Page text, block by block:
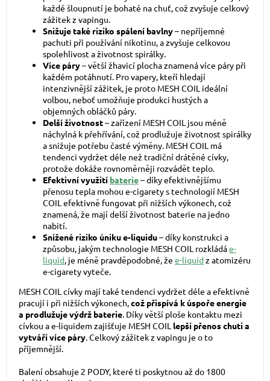
každé šloupnutí je bohaté na chuť, což zvyšuje celkový
zážitek z vapingu.
Snižuje také riziko spálení bavlny– nepříjemné
pachuti při používání nikotinu, a zvyšuje celkovou
spolehlivost a životnost spirálky.
Více páry– větší žhavicí plocha znamená více páry při
každém potáhnutí. Pro vapery, kteří hledají
intenzivnější zážitek, je proto MESH COIL ideální
volbou, neboť umožňuje produkci hustých a
objemných obláčků páry.
Delší životnost– zařízení MESH COIL jsou méně
náchylná k přehřívání, což prodlužuje životnost spirálky
a snižuje potřebu časté výměny. MESH COIL má
tendenci vydržet déle než tradiční drátěné cívky,
protože dokáže rovnoměrněji rozvádět teplo.
Efektivní využití baterie– díky efektivnějšímu
přenosu tepla mohou e-cigarety s technologií MESH
COIL efektivně fungovat při nižších výkonech, což
znamená, že mají delší životnost baterie na jedno
nabití.
Snížené riziko úniku e-liquidu– díky konstrukci a
způsobu, jakým technologie MESH COIL rozkládáe-
liquid, je méně pravděpodobné, že e-liquid z atomizéru
e-cigarety vyteče.
MESH COIL cívky mají také tendenci vydržet déle a efektivně
pracují i ​​při nižších výkonech,což přispívá k úspoře energie
a prodlužuje výdrž baterie. Díky větší ploše kontaktu mezi
cívkou a e-liquidem zajišťuje MESH COIL lepší přenos chuti a
vytváří více páry. Celkový zážitek z vapingu je o to
příjemnější.
Balení obsahuje 2 PODY, které ti poskytnou až do 1800